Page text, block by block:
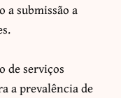
a submissão a
de serviços
a prevalência de